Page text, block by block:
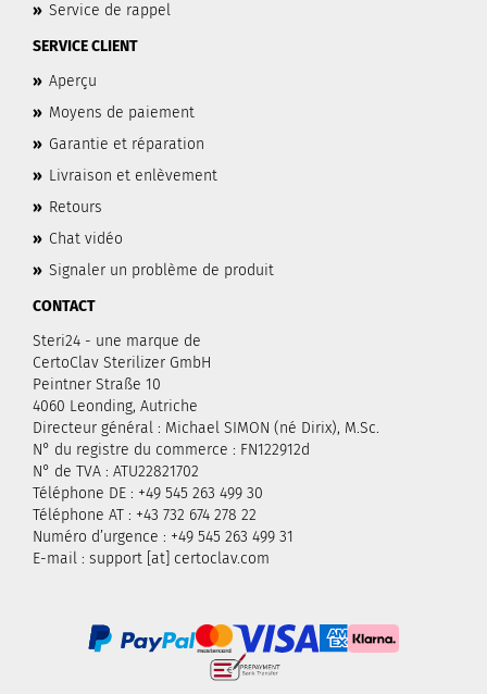
» Service de rappel
SERVICE CLIENT
» Aperçu
» Moyens de paiement
» Garantie et réparation
» Livraison et enlèvement
» Retours
» Chat vidéo
» Signaler un problème de produit
CONTACT
Steri24 - une marque de
CertoClav Sterilizer GmbH
Peintner Straße 10
4060 Leonding, Autriche
Directeur général : Michael SIMON (né Dirix), M.Sc.
N° du registre du commerce : FN122912d
N° de TVA : ATU22821702
Téléphone DE : +49 545 263 499 30
Téléphone AT : +43 732 674 278 22
Numéro d’urgence : +49 545 263 499 31
E-mail : support [at] certoclav.com